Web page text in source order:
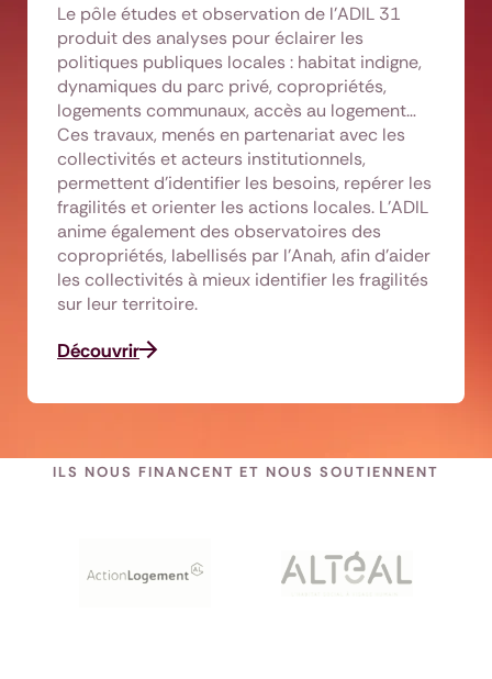
Le pôle études et observation de l’ADIL 31
produit des analyses pour éclairer les
politiques publiques locales : habitat indigne,
dynamiques du parc privé, copropriétés,
logements communaux, accès au logement…
Ces travaux, menés en partenariat avec les
collectivités et acteurs institutionnels,
permettent d’identifier les besoins, repérer les
fragilités et orienter les actions locales. L’ADIL
anime également des observatoires des
copropriétés, labellisés par l’Anah, afin d’aider
les collectivités à mieux identifier les fragilités
sur leur territoire.
Découvrir
ILS NOUS FINANCENT ET NOUS SOUTIENNENT